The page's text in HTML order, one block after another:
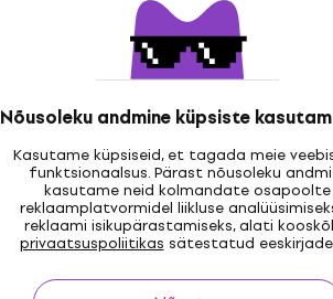
Nõusoleku andmine küpsiste
Kasutame küpsiseid, et tagada meie
funktsionaalsus. Pärast nõusoleku
kasutame neid kolmandate osapoolte
reklaamplatvormidel liikluse
reklaami isikupärastamiseks, alati
privaatsuspoliitikas sätestatud